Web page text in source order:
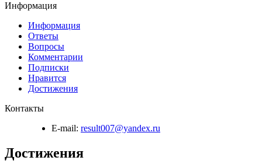
Информация
Информация
Ответы
Вопросы
Комментарии
Подписки
Нравится
Достижения
Контакты
E-mail: result007@yandex.ru
Достижения